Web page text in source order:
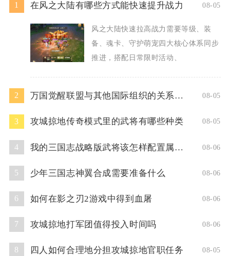
1 在风之大陆有哪些方式能快速提升战力 08-05
风之大陆快速拉高战力需要等级、装
备、魂卡、守护萌宠四大核心体系同步
推进，搭配日常限时活动、
2 万国觉醒联盟与其他国际组织的关系如何 08-05
3 攻城掠地传奇模式里的武将有哪些种类 08-05
4 我的三国志战略版武将该怎样配置属性点 08-06
5 少年三国志神翼合成需要准备什么 08-06
6 如何在影之刃2游戏中得到血屠 08-06
7 攻城掠地打军团值得投入时间吗 08-06
8 四人如何合理地分担攻城掠地官职任务 08-05